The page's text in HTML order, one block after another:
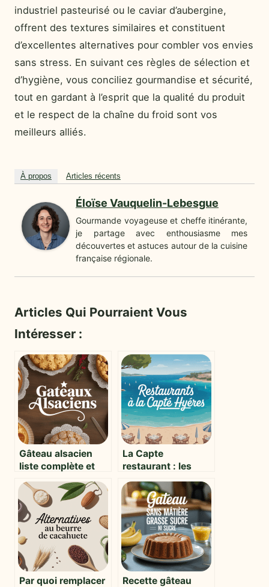
industriel pasteurisé ou le caviar d’aubergine,
offrent des textures similaires et constituent
d’excellentes alternatives pour combler vos envies
sans stress. En suivant ces règles de sélection et
d’hygiène, vous conciliez gourmandise et sécurité,
tout en gardant à l’esprit que la qualité du produit
et le respect de la chaîne du froid sont vos
meilleurs alliés.
À propos Articles récents
Éloïse Vauquelin-Lebesgue
Gourmande voyageuse et cheffe itinérante,
je partage avec enthousiasme mes
découvertes et astuces autour de la cuisine
française régionale.
Articles Qui Pourraient Vous
Intéresser :
Gâteau alsacien
liste complète et
inspiration
gourmande
La Capte
restaurant : les
meilleures tables
pour savourer la
presqu’île
Par quoi remplacer Recette gâteau